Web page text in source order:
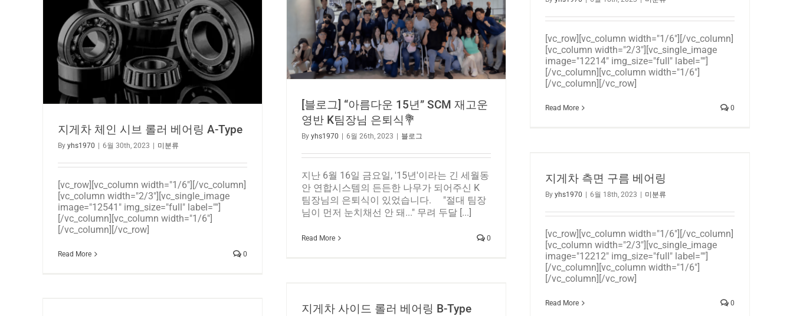
지게차 체인 시브 롤러 베어링 A-Type
By yhs1970 | 6월 30th, 2023 | 미분류
[vc_row][vc_column width="1/6"][/vc_column]
[vc_column width="2/3"][vc_single_image
image="12541" img_size="full" label=""]
[/vc_column][vc_column width="1/6"]
[/vc_column][/vc_row]
Read More 0
[블로그] “아름다운 15년” SCM 재고운
영반 K팀장님 은퇴식💐
By yhs1970 6월 26th, 2023 블로그
지난 6월 16일 금요일, '15년'이라는 긴 세월동
안 연합시스템의 든든한 나무가 되어주신 K
팀장님의 은퇴식이 있었습니다. "절대 팀장
님이 먼저 눈치채선 안 돼..." 무려 두달 [...]
Read More 0
[vc_row][vc_column width="1/6"][/vc_column]
[vc_column width="2/3"][vc_single_image
image="12214" img_size="full" label=""]
[/vc_column][vc_column width="1/6"]
[/vc_column][/vc_row]
Read More 0
지게차 측면 구름 베어링
By yhs1970 6월 18th, 2023 미분류
[vc_row][vc_column width="1/6"][/vc_column]
[vc_column width="2/3"][vc_single_image
image="12212" img_size="full" label=""]
[/vc_column][vc_column width="1/6"]
[/vc_column][/vc_row]
Read More 0
지게차 사이드 롤러 베어링 B-Type